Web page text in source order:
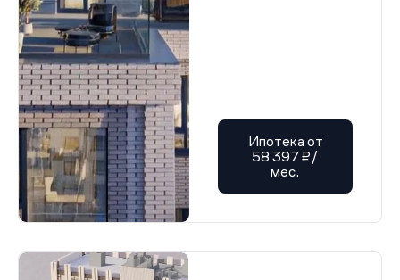
Ипотека от
58 397 ₽/
мес.